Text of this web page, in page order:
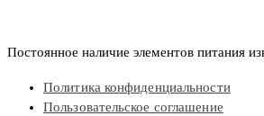
Постоянное наличие элементов питания
Политика конфиденциальности
Пользовательское соглашение